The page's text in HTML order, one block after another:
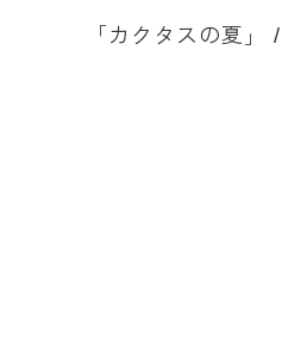
「カクタスの夏」 /